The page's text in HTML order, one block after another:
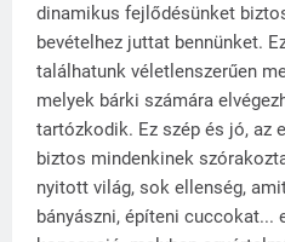
dinamikus fejlődésünket
bevételhez juttat bennünket.
találhatunk véletlenszerűen
melyek bárki számára
tartózkodik. Ez szép és jó, az
biztos mindenkinek
nyitott világ, sok ellenség,
bányászni, építeni cuccokat...